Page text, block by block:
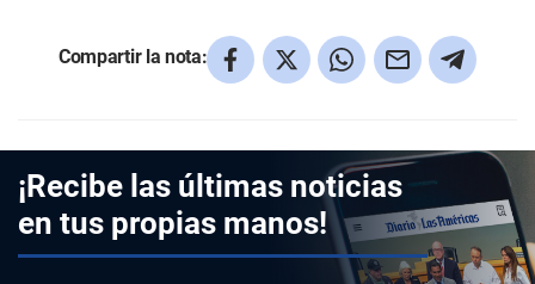
Compartir la nota:
¡Recibe las últimas noticias
en tus propias manos!